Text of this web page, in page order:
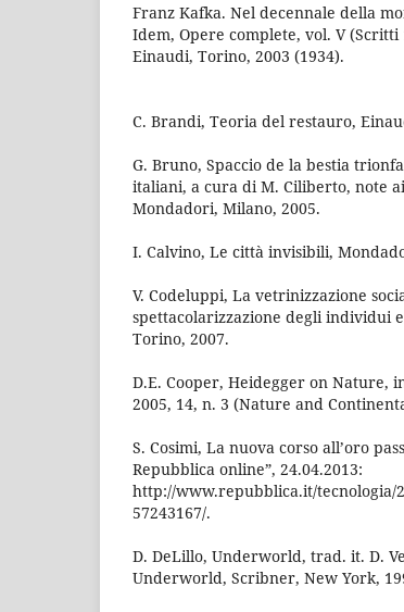
Franz Kafka. Nel decennale della
Idem, Opere complete, vol. V (Scritti
Einaudi, Torino, 2003 (1934).
C. Brandi, Teoria del restauro,
G. Bruno, Spaccio de la bestia
italiani, a cura di M. Ciliberto, note
Mondadori, Milano, 2005.
I. Calvino, Le città invisibili,
V. Codeluppi, La vetrinizzazione
spettacolarizzazione degli individui
Torino, 2007.
D.E. Cooper, Heidegger on Nature,
2005, 14, n. 3 (Nature and
S. Cosimi, La nuova corso all’oro
Repubblica online”, 24.04.2013:
http://www.repubblica.it/tecnologia/
57243167/.
D. DeLillo, Underworld, trad. it. D.
Underworld, Scribner, New York,